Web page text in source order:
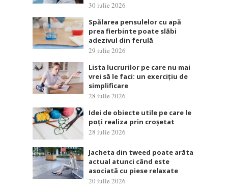
30 iulie 2026
Spălarea pensulelor cu apă
prea fierbinte poate slăbi
adezivul din ferulă
29 iulie 2026
Lista lucrurilor pe care nu mai
vrei să le faci: un exercițiu de
simplificare
28 iulie 2026
Idei de obiecte utile pe care le
poți realiza prin croșetat
28 iulie 2026
Jacheta din tweed poate arăta
actual atunci când este
asociată cu piese relaxate
20 iulie 2026